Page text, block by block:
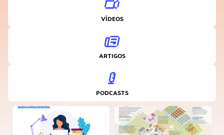
VÍDEOS
ARTIGOS
PODCASTS